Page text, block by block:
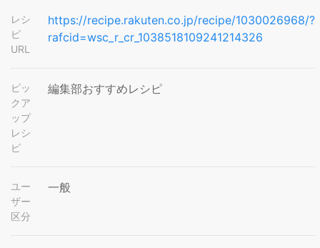
レシ
ピ
URL
https://recipe.rakuten.co.jp/recipe/1030026968/?
rafcid=wsc_r_cr_1038518109241214326
ピッ
クア
ップ
レシ
ピ
編集部おすすめレシピ
ユー
ザー
区分
一般